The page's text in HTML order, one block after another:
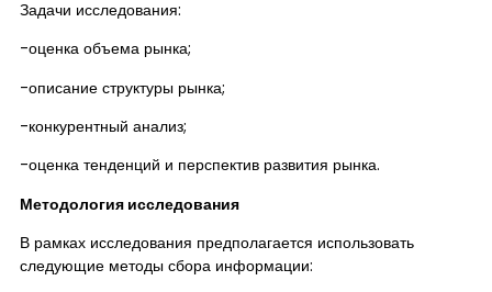
Задачи исследования:
-оценка объема рынка;
-описание структуры рынка;
-конкурентный анализ;
-оценка тенденций и перспектив развития рынка.
Методология исследования
В рамках исследования предполагается использовать
следующие методы сбора информации: